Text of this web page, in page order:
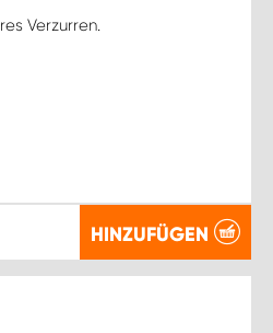
Verzurren.
HINZUFÜGEN